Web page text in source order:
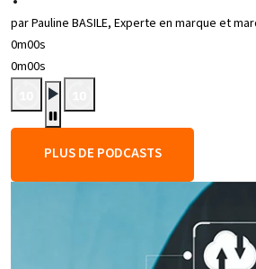
par Pauline BASILE, Experte en marque et
0m00s
0m00s
PLUS DE PODCASTS